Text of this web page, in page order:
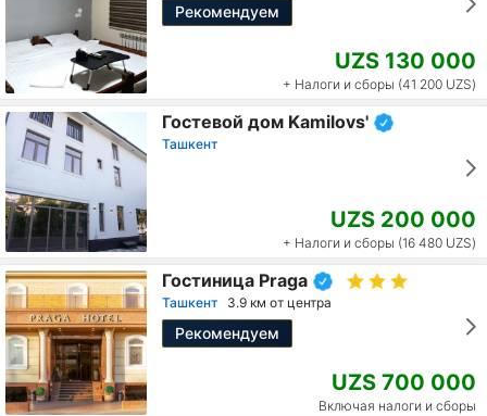
Рекомендуем
UZS 130 000
+ Налоги и сборы (41 200 UZS)
Гостевой дом Kamilovs'
Ташкент
UZS 200 000
+ Налоги и сборы (16 480 UZS)
Гостиница Praga
Ташкент 3.9 км от центра
Рекомендуем
UZS 700 000
Включая налоги и сборы